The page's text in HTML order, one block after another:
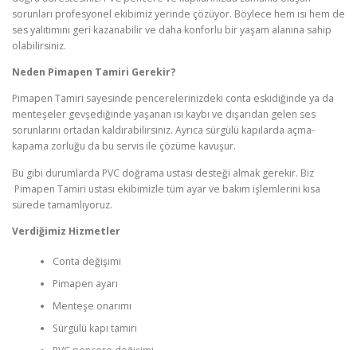
sorunları profesyonel ekibimiz yerinde çözüyor. Böylece hem ısı hem de
ses yalıtımını geri kazanabilir ve daha konforlu bir yaşam alanına sahip
olabilirsiniz.
Neden Pimapen Tamiri Gerekir?
Pimapen Tamiri sayesinde pencerelerinizdeki conta eskidiğinde ya da
menteşeler gevşediğinde yaşanan ısı kaybı ve dışarıdan gelen ses
sorunlarını ortadan kaldırabilirsiniz. Ayrıca sürgülü kapılarda açma-
kapama zorluğu da bu servis ile çözüme kavuşur.
Bu gibi durumlarda PVC doğrama ustası desteği almak gerekir. Biz
Pimapen Tamiri ustası ekibimizle tüm ayar ve bakım işlemlerini kısa
sürede tamamlıyoruz.
Verdiğimiz Hizmetler
Conta değişimi
Pimapen ayarı
Menteşe onarımı
Sürgülü kapı tamiri